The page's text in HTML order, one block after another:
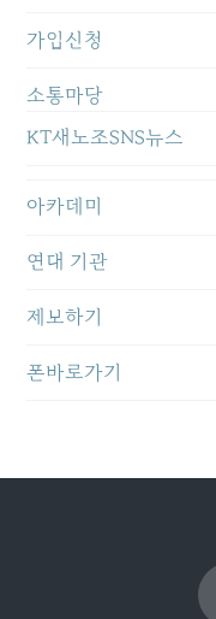
가입신청
소통마당
KT새노조SNS뉴스
아카데미
연대 기관
제보하기
폰바로가기